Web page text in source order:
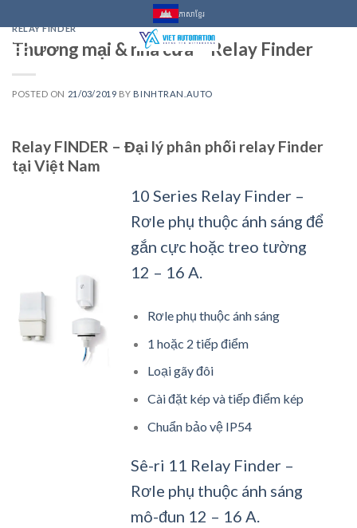
to
content
ភាសាខ្មែរ
RELAY FINDER
Thương mại & nhà cửa – Relay Finder
POSTED ON 21/03/2019 BY BINHTRAN.AUTO
Relay FINDER – Đại lý phân phối relay Finder
tại Việt Nam
10 Series Relay Finder –
Rơle phụ thuộc ánh sáng để
gắn cực hoặc treo tường
12 – 16 A.
Rơle phụ thuộc ánh sáng
1 hoặc 2 tiếp điểm
Loại gãy đôi
Cài đặt kép và tiếp điểm kép
Chuẩn bảo vệ IP54
Sê-ri 11 Relay Finder –
Rơle phụ thuộc ánh sáng
mô-đun 12 – 16 A.